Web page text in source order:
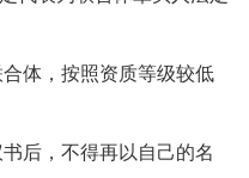
体，按照资质等级较低
后，不得再以自己的名